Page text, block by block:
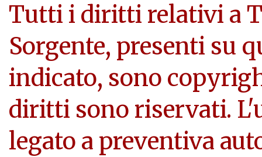
Tutti i diritti relativi a
Sorgente, presenti su
indicato, sono
diritti sono riservati.
legato a preventiva